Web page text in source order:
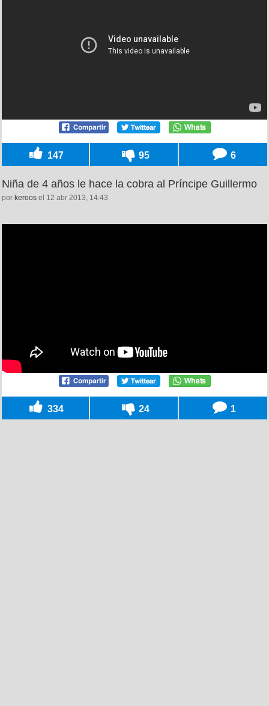
147 95 6
Niña de 4 años le hace la cobra al Príncipe Guillermo
por keroos el 12 abr 2013, 14:43
334 24 1